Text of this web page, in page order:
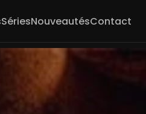
SériesNouveautésContact